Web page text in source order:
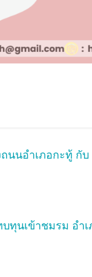
นนอำเภอกะทู้
นเข้าชมรม อำเ